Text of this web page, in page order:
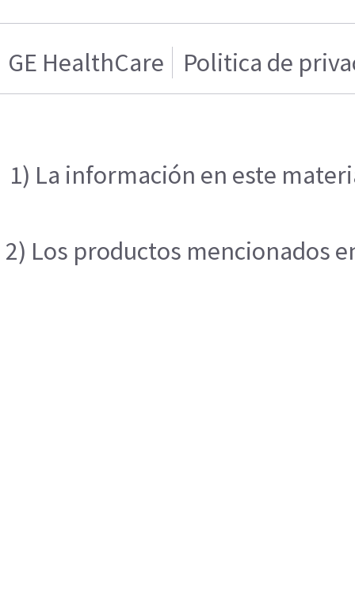
GE HealthCare Politica de
1) La información en este
2) Los productos mencionados